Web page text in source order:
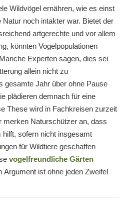
Wildvögel ernähren, wie es einst
noch intakter war. Bietet der
artgerechte und vor allem
könnten Vogelpopulationen
Experten sagen, dies sei
allein nicht zu
gesamte Jahr über ohne Pause
plädieren demnach für eine
These wird in Fachkreisen zurzeit
merken Naturschützer an, dass
hilft, sofern nicht insgesamt
für Wildtiere geschaffen
vogelfreundliche Gärten
Argument ist ohne jeden Zweifel